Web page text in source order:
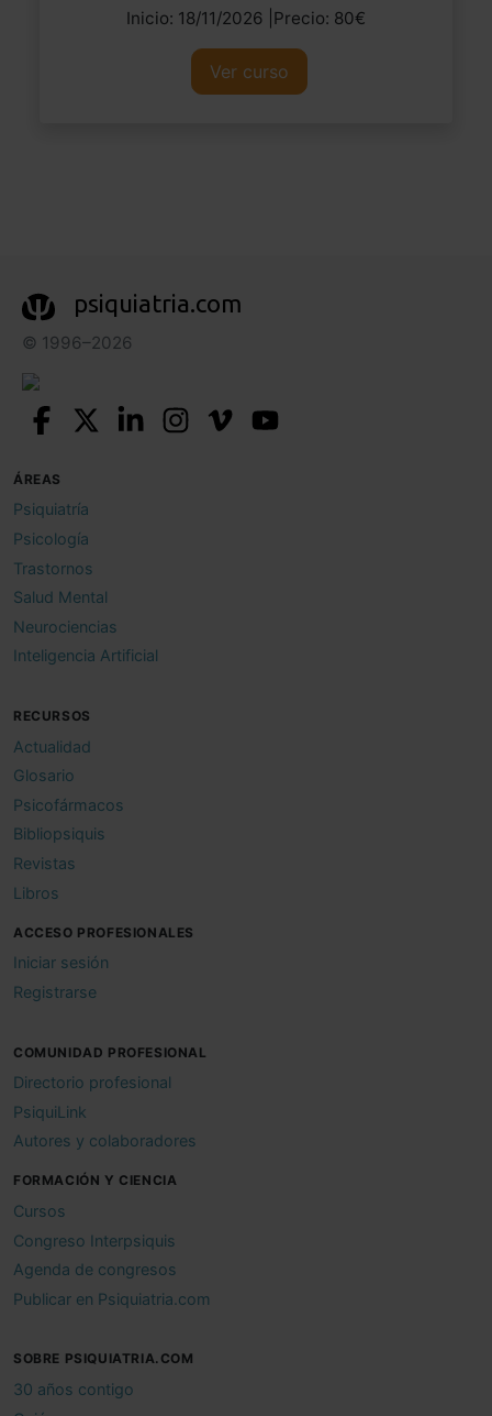
Inicio: 18/11/2026 |Precio: 80€
Ver curso
psiquiatria.com
© 1996–2026
ÁREAS
Psiquiatría
Psicología
Trastornos
Salud Mental
Neurociencias
Inteligencia Artificial
RECURSOS
Actualidad
Glosario
Psicofármacos
Bibliopsiquis
Revistas
Libros
ACCESO PROFESIONALES
Iniciar sesión
Registrarse
COMUNIDAD PROFESIONAL
Directorio profesional
PsiquiLink
Autores y colaboradores
FORMACIÓN Y CIENCIA
Cursos
Congreso Interpsiquis
Agenda de congresos
Publicar en Psiquiatria.com
SOBRE PSIQUIATRIA.COM
30 años contigo